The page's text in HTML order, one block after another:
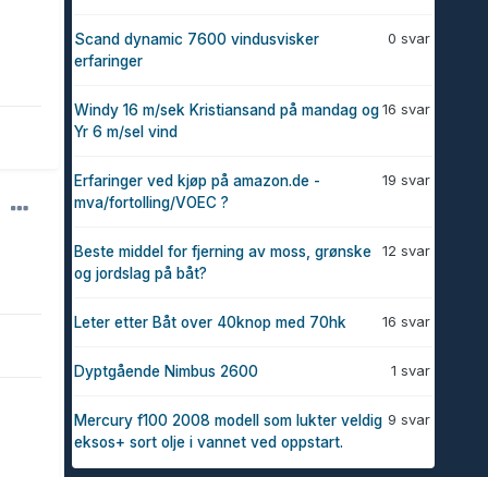
0 svar
Scand dynamic 7600 vindusvisker
erfaringer
16 svar
Windy 16 m/sek Kristiansand på mandag og
Yr 6 m/sel vind
19 svar
Erfaringer ved kjøp på amazon.de -
mva/fortolling/VOEC ?
12 svar
Beste middel for fjerning av moss, grønske
og jordslag på båt?
16 svar
Leter etter Båt over 40knop med 70hk
1 svar
Dyptgående Nimbus 2600
9 svar
Mercury f100 2008 modell som lukter veldig
eksos+ sort olje i vannet ved oppstart.